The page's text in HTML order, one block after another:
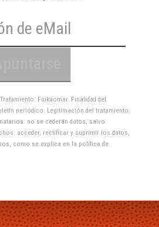
Fuikaomar. Finalidad del
periódico. Legitimación del tratamiento:
no se cederán datos, salvo
acceder, rectificar y suprimir los datos,
como se explica en la política de